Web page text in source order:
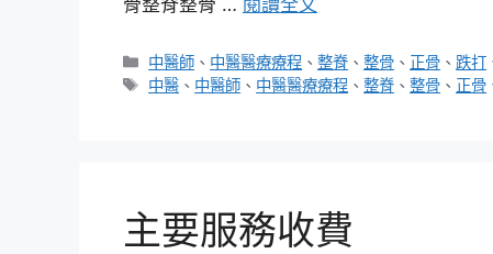
分
類
中醫師 、 中醫醫療療程 、整脊 、整骨 、 正骨 、 跌打
標
中醫 、 中醫師 、 中醫醫療療程 、整脊 、整骨 、 正骨
主要服務收費